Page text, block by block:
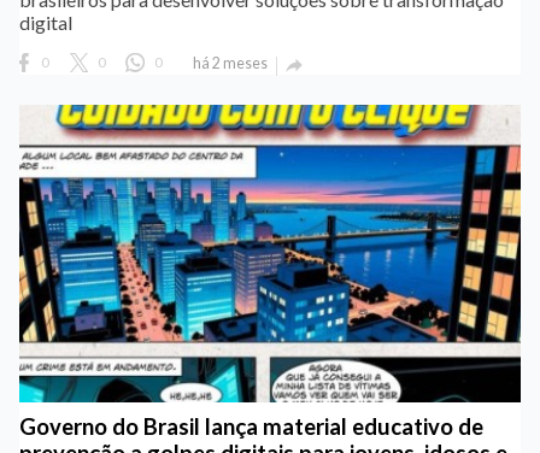
digital
0 0 0 há 2 meses 
Governo do Brasil lança material educativo de